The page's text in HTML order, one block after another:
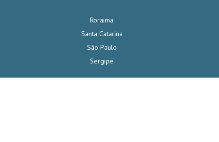
Roraima
Santa Catarina
São Paulo
Sergipe